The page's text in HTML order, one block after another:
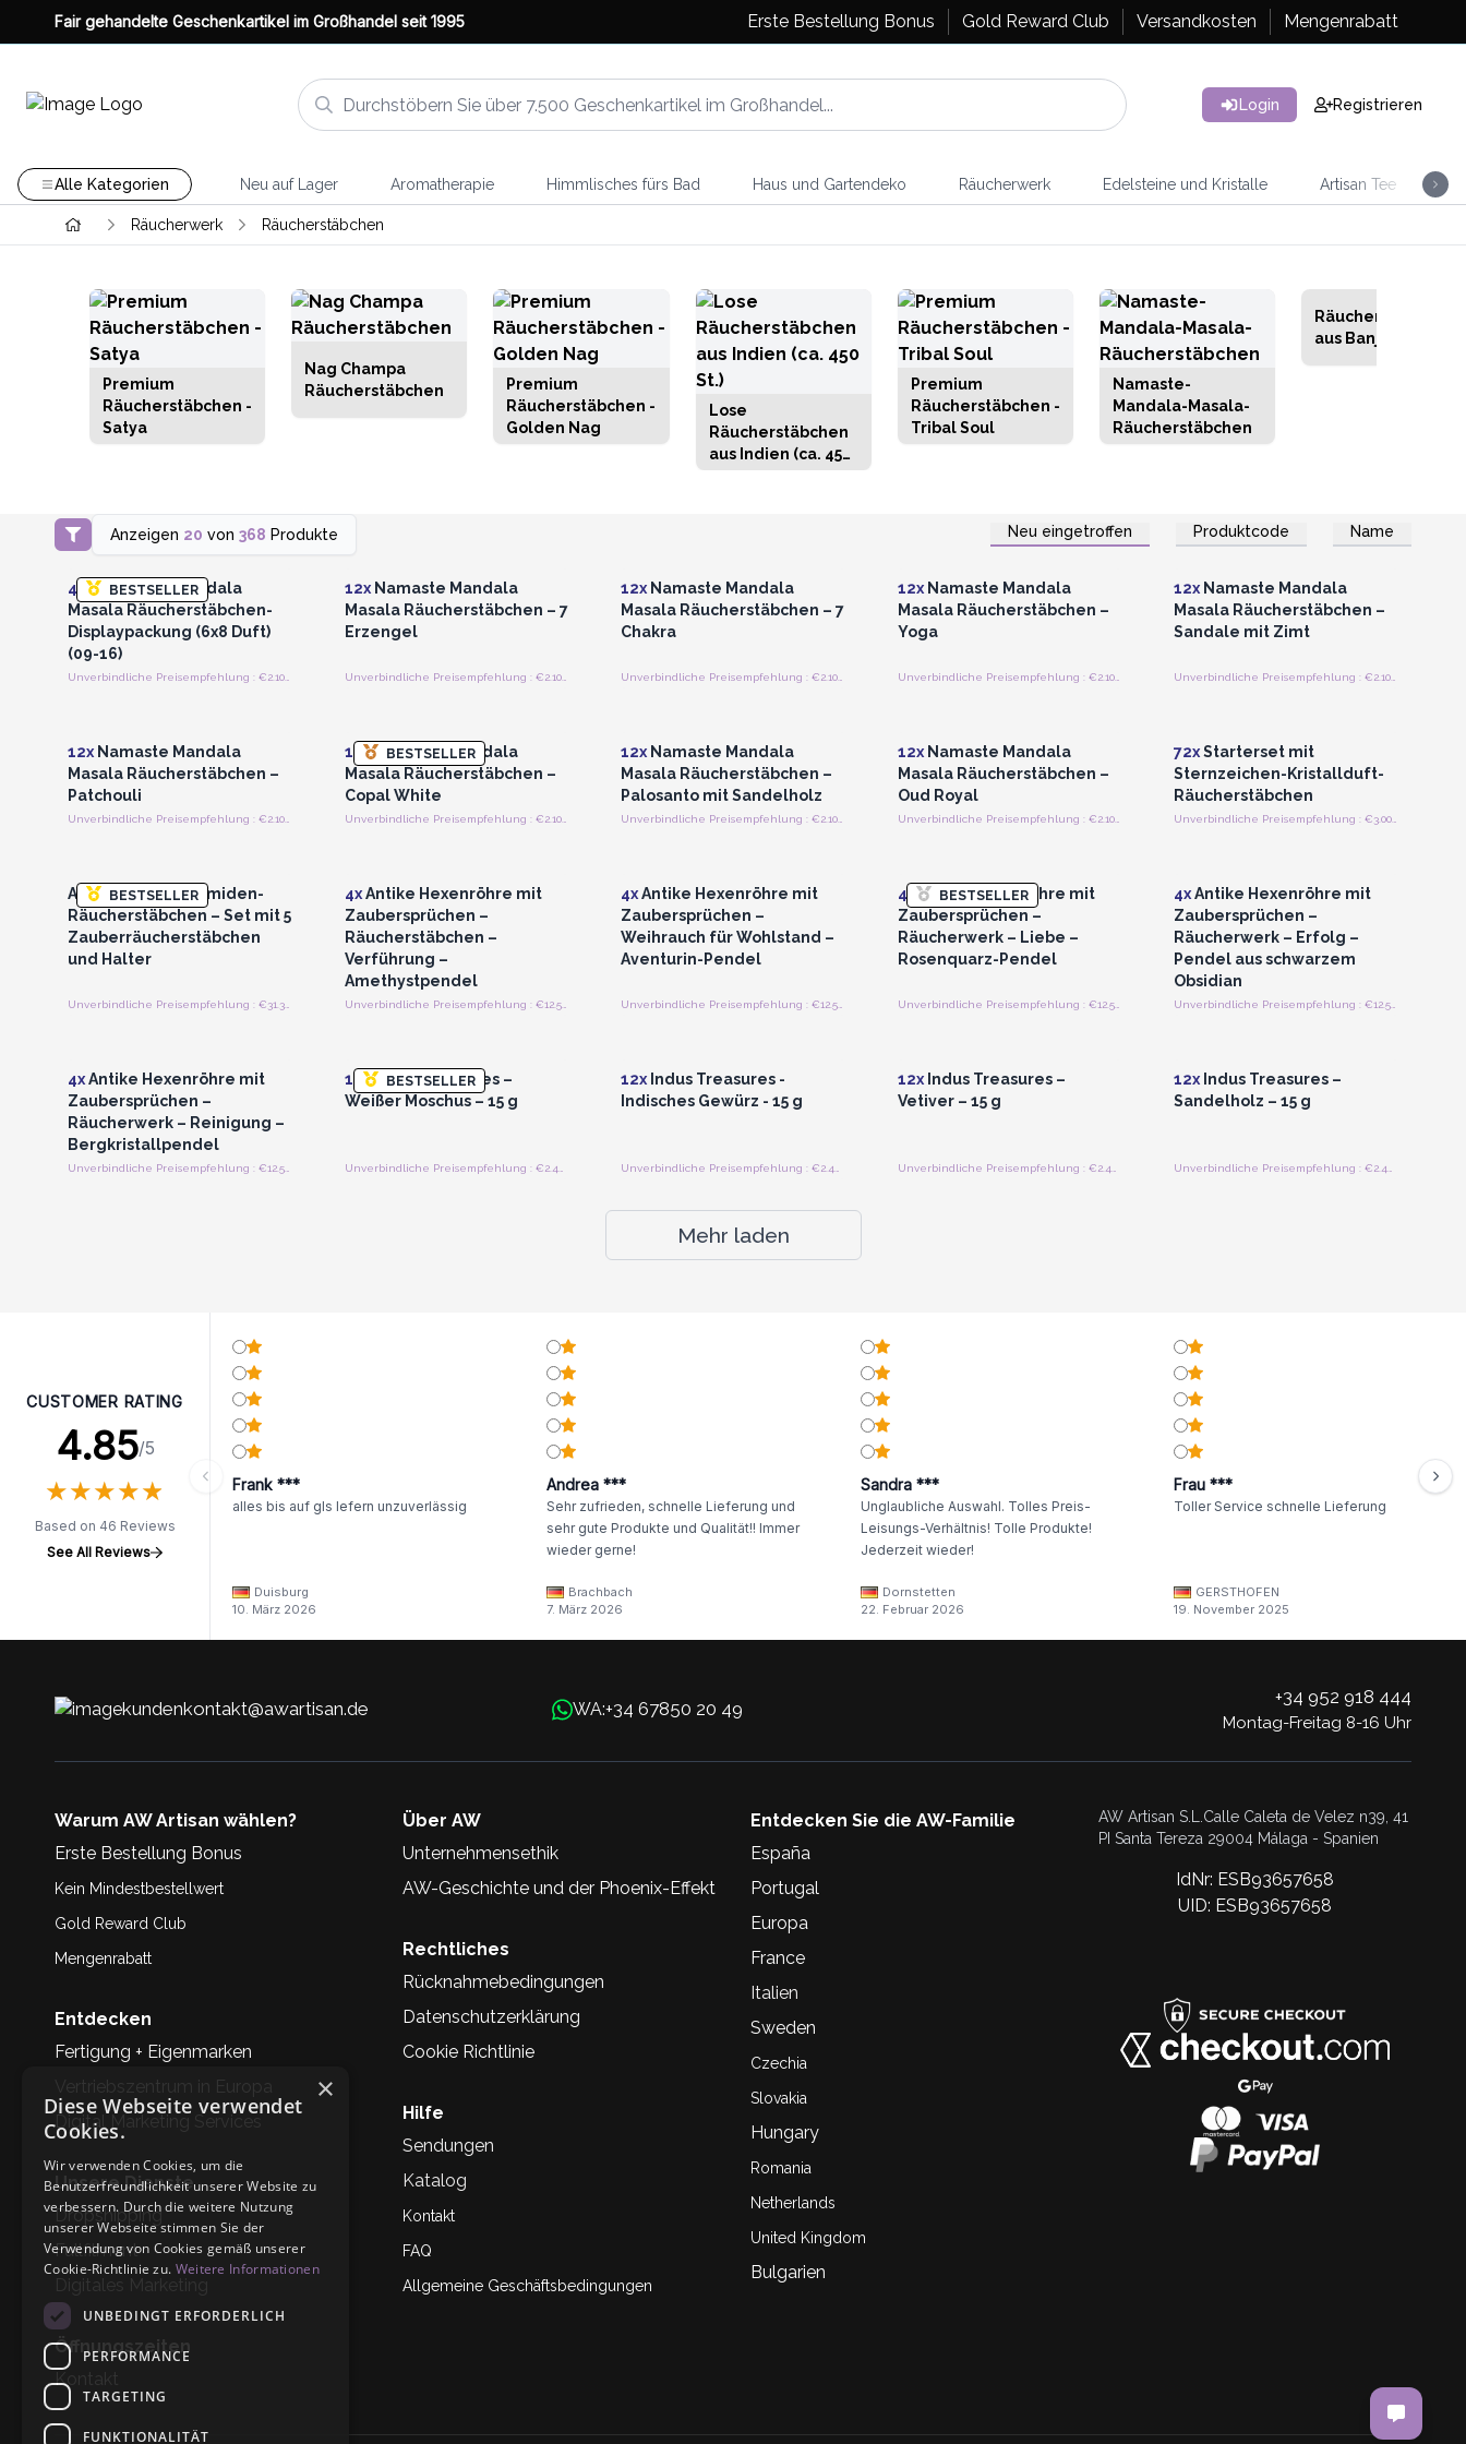
Fair gehandelte Geschenkartikel im Großhandel seit 1995 Erste Bestellung Bonus Gold Reward Club Versandkosten Mengenrabatt
Login Registrieren
Alle Kategorien Neu auf Lager Aromatherapie Himmlisches fürs Bad Haus und Gartendeko Räucherwerk Edelsteine und Kristalle Artisan Tee
Räucherwerk Räucherstäbchen
Premium
Räucherstäbchen -
Satya
Nag Champa
Räucherstäbchen
Premium
Räucherstäbchen -
Golden Nag
Lose
Räucherstäbchen
aus Indien (ca. 450
St.)
Premium
Räucherstäbchen -
Tribal Soul
Namaste-
Mandala-Masala-
Räucherstäbchen
Räucherstäbchen
aus Banjara
Anzeigen 20 von 368 Produkte Neu eingetroffen Produktcode Name
BESTSELLER
Anmelden oder Registrieren
für Großhandelspreise
48xNamaste Mandala
Masala Räucherstäbchen-
Displaypackung (6x8 Duft)
(09-16)
12xNamaste Mandala
Masala Räucherstäbchen – 7
Erzengel
Unverbindliche Preisempfehlung : €2.10/Stück
12x Namaste Mandala
Masala Räucherstäbchen – 7
Chakra
Anmelden oder Registrieren
für Großhandelspreise
12xNamaste Mandala
Masala Räucherstäbchen –
Yoga
Unverbindliche Preisempfehlung : €2.10/Stück
Anmelden oder Registrieren
für Großhandelspreise
12x Namaste Mandala
Masala Räucherstäbchen –
Sandale mit Zimt
12x Namaste Mandala
Masala Räucherstäbchen –
Patchouli
BESTSELLER
12xNamaste Mandala
Masala Räucherstäbchen –
Copal White
Unverbindliche Preisempfehlung : €2.10/Stück
12x Namaste Mandala
Masala Räucherstäbchen –
Palosanto mit Sandelholz
12xNamaste Mandala
Masala Räucherstäbchen –
Oud Royal
Unverbindliche Preisempfehlung : €2.10/Stück
72xStarterset mit
Sternzeichen-Kristallduft-
Räucherstäbchen
BESTSELLER
Antike Hexenpyramiden-
Räucherstäbchen – Set mit 5
Zauberräucherstäbchen
und Halter
4xAntike Hexenröhre mit
Zaubersprüchen –
Räucherstäbchen –
Verführung –
Amethystpendel
Unverbindliche Preisempfehlung : €12.50/Stück
4xAntike Hexenröhre mit
Zaubersprüchen –
Weihrauch für Wohlstand –
Aventurin-Pendel
BESTSELLER
4x
Antike Hexenröhre mit
Zaubersprüchen –
Räucherwerk – Liebe –
Rosenquarz-Pendel
Unverbindliche Preisempfehlung : €12.50/Stück
4xAntike Hexenröhre mit
Zaubersprüchen –
Räucherwerk – Erfolg – ​​
Pendel aus schwarzem
Obsidian
4xAntike Hexenröhre mit
Zaubersprüchen –
Räucherwerk – Reinigung –
Bergkristallpendel
BESTSELLER
12xIndus Treasures –
Weißer Moschus – 15 g
12x Indus Treasures -
Indisches Gewürz - 15 g
12xIndus Treasures –
Vetiver – 15 g
12x Indus Treasures –
Sandelholz – 15 g
Mehr laden
CUSTOMER RATING
4.85/5
★★★★★
★★★★★
Based on 46 Reviews
See All Reviews
Frank ***
alles bis auf gls lefern unzuverlässig
Duisburg
10. März 2026
Andrea ***
Sehr zufrieden, schnelle Lieferung und
sehr gute Produkte und Qualität!! Immer
wieder gerne!
Brachbach
7. März 2026
Sandra ***
Unglaubliche Auswahl. Tolles Preis-
Leisungs-Verhältnis! Tolle Produkte!
Jederzeit wieder!
Dornstetten
22. Februar 2026
Frau ***
Toller Service schnelle Lieferung
GERSTHOFEN
19. November 2025
kundenkontakt@awartisan.de WA:+34 67850 20 49
+34 952 918 444
Montag-Freitag 8-16 Uhr
Warum AW Artisan wählen?
Erste Bestellung Bonus
Kein Mindestbestellwert
Gold Reward Club
Mengenrabatt
Entdecken
Fertigung + Eigenmarken
Vertriebszentrum in Europa
Digital Marketing Services
Unsere Dienste
Dropshipping
Fullfilment
Digitales Marketing
Öffnungszeiten
Kontakt
Über AW
Unternehmensethik
AW-Geschichte und der Phoenix-Effekt
Rechtliches
Rücknahmebedingungen
Datenschutzerklärung
Cookie Richtlinie
Hilfe
Sendungen
Katalog
Kontakt
FAQ
Allgemeine Geschäftsbedingungen
Entdecken Sie die AW-Familie
España
Portugal
Europa
France
Italien
Sweden
Czechia
Slovakia
Hungary
Romania
Netherlands
United Kingdom
Bulgarien
AW Artisan S.L.Calle Caleta de Velez n39, 41
PI Santa Tereza 29004 Málaga - Spanien
IdNr: ESB93657658
UID: ESB93657658
×
Diese Webseite verwendet
Cookies.
Wir verwenden Cookies, um die
Benutzerfreundlichkeit unserer Website zu
verbessern. Durch die weitere Nutzung
unserer Webseite stimmen Sie der
Verwendung von Cookies gemäß unserer
Cookie-Richtlinie zu. Weitere Informationen
UNBEDINGT ERFORDERLICH
PERFORMANCE
TARGETING
FUNKTIONALITÄT